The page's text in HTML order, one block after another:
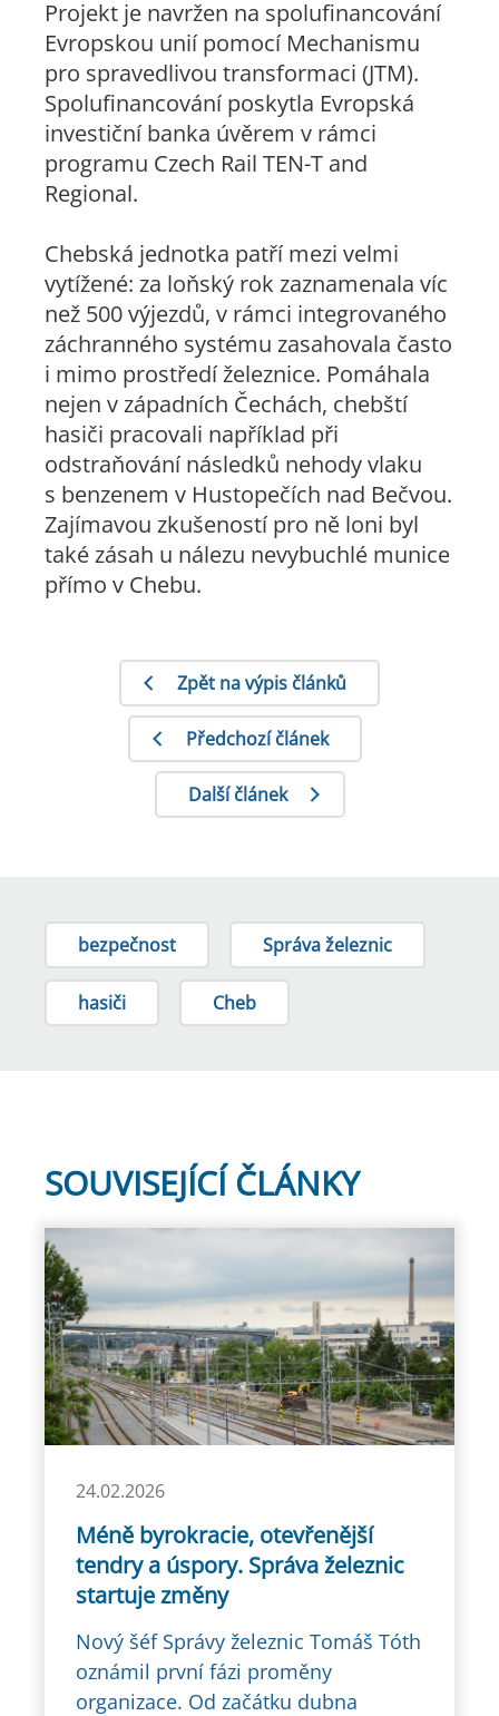
Projekt je navržen na spolufinancování
Evropskou unií pomocí Mechanismu
pro spravedlivou transformaci (JTM).
Spolufinancování poskytla Evropská
investiční banka úvěrem v rámci
programu Czech Rail TEN-T and
Regional.
Chebská jednotka patří mezi velmi
vytížené: za loňský rok zaznamenala víc
než 500 výjezdů, v rámci integrovaného
záchranného systému zasahovala často
i mimo prostředí železnice. Pomáhala
nejen v západních Čechách, chebští
hasiči pracovali například při
odstraňování následků nehody vlaku
s benzenem v Hustopečích nad Bečvou.
Zajímavou zkušeností pro ně loni byl
také zásah u nálezu nevybuchlé munice
přímo v Chebu.
Zpět na výpis článků
Předchozí článek
Další článek
bezpečnost Správa železnic
hasiči Cheb
SOUVISEJÍCÍ ČLÁNKY
24.02.2026
Méně byrokracie, otevřenější
tendry a úspory. Správa železnic
startuje změny
Nový šéf Správy železnic Tomáš Tóth
oznámil první fázi proměny
organizace. Od začátku dubna